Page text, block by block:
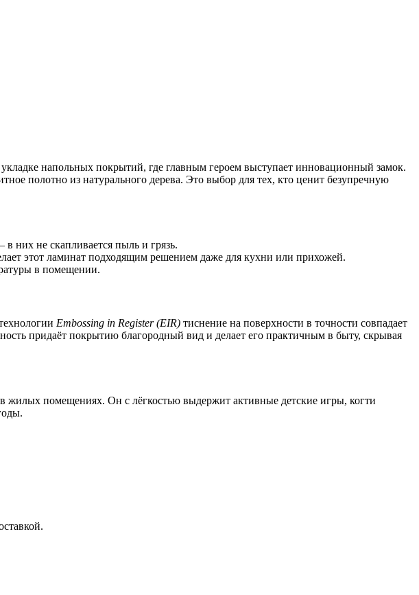
напольных покрытий, где главным героем выступает инновационный замок.
полотно из натурального дерева. Это выбор для тех, кто ценит безупречную
них не скапливается пыль и грязь.
этот ламинат подходящим решением даже для кухни или прихожей.
в помещении.
Embossing in Register (EIR) тиснение на поверхности в точности совпадает
придаёт покрытию благородный вид и делает его практичным в быту, скрывая
жилых помещениях. Он с лёгкостью выдержит активные детские игры, когти